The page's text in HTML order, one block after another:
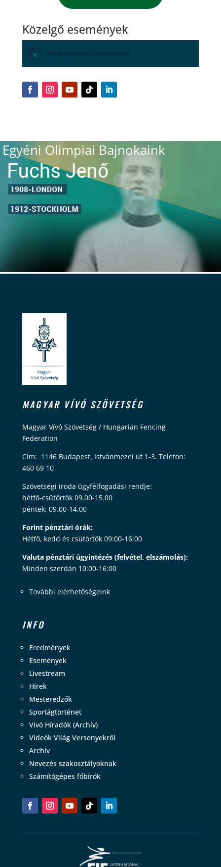
Közelgő események
There are no upcoming events.
Egyéni Olimpiai Bajnokaink
MAGYAR VÍVÓ SZÖVETSÉG
Magyar Vívó Szövetség / Hungarian Fencing
Federation
Cím: 1146 Budapest, Istvánmezei út 1-3. Telefon:
460 69 10
Szövetségi iroda ügyfélfogadási rendje:
hétfő-csütörtök 09.00-15.00
péntek: 09.00-14.00
Forint pénztári órák:
Hétfő, kedd és csütörtök 09:00-16:00
Valuta pénztári ügyintézés (felvétel, elszámolás):
Minden szerdán 10:00-16:00
További elérhetőségeink
INFO
Eredmények
Események
Livestream
Hírek
Mesteredzők
Sportágtörténet
Vívó Híradók (Archív)
Videók Világ Versenyekről
Archív
Nevezés szakosztályoknak
Számítógépes főbírók